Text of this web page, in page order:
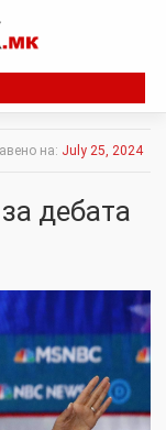
на: July 25, 2024
дебата